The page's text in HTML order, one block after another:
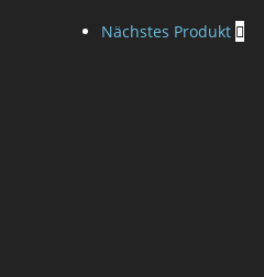
Nächstes Produkt